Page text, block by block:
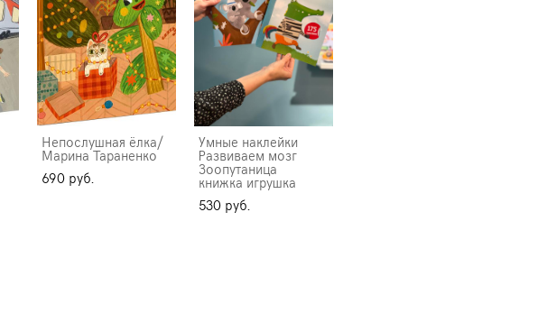
Непослушная ёлка/
Марина Тараненко
690 pуб.
Умные наклейки
Развиваем мозг
Зоопутаница
книжка игрушка
530 pуб.